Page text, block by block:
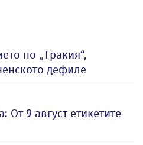
по „Тракия“,
дефиле
От 9 август етикетите